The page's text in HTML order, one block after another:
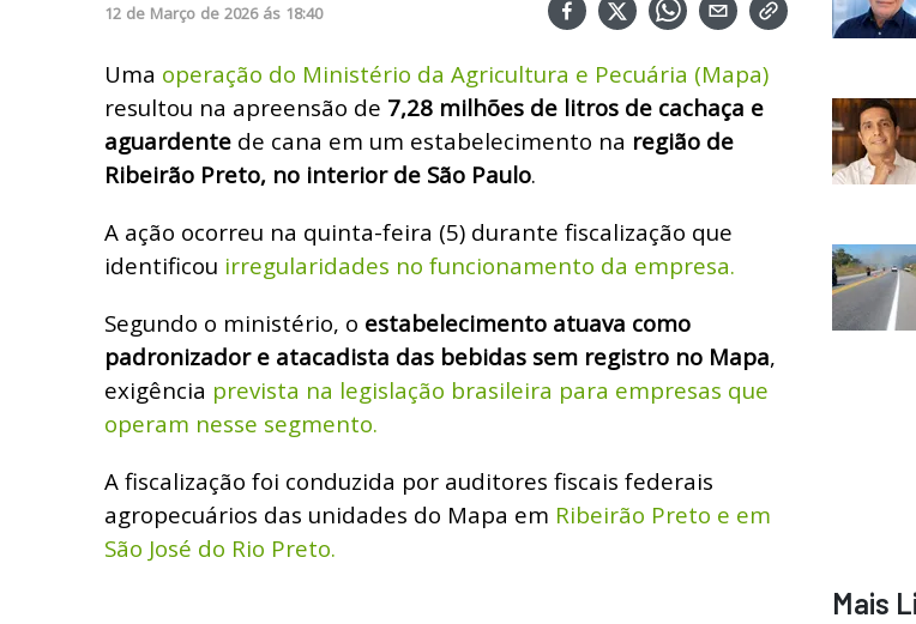
12 de Março de 2026 ás 18:40
Uma operação do Ministério da Agricultura e Pecuária (Mapa)
resultou na apreensão de 7,28 milhões de litros de cachaça e
aguardente de cana em um estabelecimento na região de
Ribeirão Preto, no interior de São Paulo.
A ação ocorreu na quinta-feira (5) durante fiscalização que
identificou irregularidades no funcionamento da empresa.
Segundo o ministério, o estabelecimento atuava como
padronizador e atacadista das bebidas sem registro no Mapa,
exigência prevista na legislação brasileira para empresas que
operam nesse segmento.
A fiscalização foi conduzida por auditores fiscais federais
agropecuários das unidades do Mapa em Ribeirão Preto e em
São José do Rio Preto.
Mais